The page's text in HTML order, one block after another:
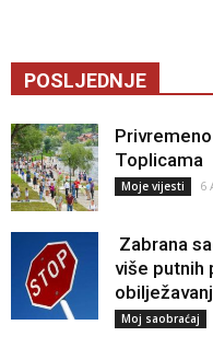
POSLJEDNJE
Toplicama
Moje vijesti 6
Zabrana
više putnih
Moj saobraćaj